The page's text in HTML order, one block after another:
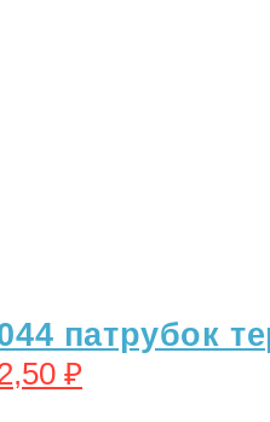
патрубок
₽